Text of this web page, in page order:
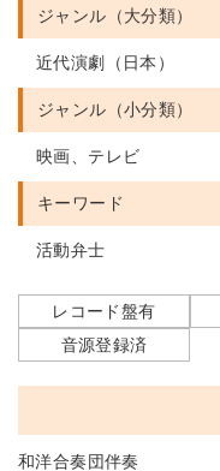
和洋合奏団伴奏
ジャンル（大分類）
近代演劇（日本）
ジャンル（小分類）
映画、テレビ
キーワード
活動弁士
レコード盤有
音源登録済